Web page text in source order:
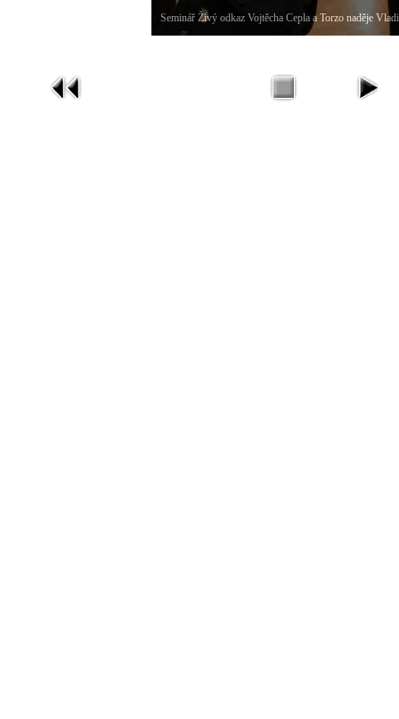
Seminář Živý odkaz Vojtěcha Cepla a Torzo naděje